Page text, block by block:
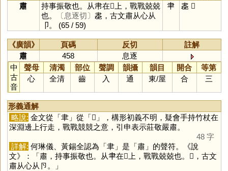
肅
持事振敬也。从帇在𣶒上，戰戰兢兢
也。
〔息逐切〕 䏋，古文肅从心从
卩。 (65 / 59)
𦘒 䏋 𦘛
《廣韻》 頁碼 反切
註解
肅
458
息逐
中
古
音
聲母 清濁 部位 聲調 韻攝 韻目 開合
等第
心
全清 齒 入 通 東/屋 合 三
形義通解
略說: 金文從「聿」從「𣶒 」，構形初義不明，疑會手持竹杖在
深淵邊上行走，戰戰競競之意，引申表示莊敬嚴肅。
48 字
詳解: 何琳儀、黃錫全認為「聿」是「肅」的聲符。《說
文》：「肅，持事振敬也。从𦘒在𣶒上，戰戰兢兢也。𦘛，古文
肅从心从卪。」